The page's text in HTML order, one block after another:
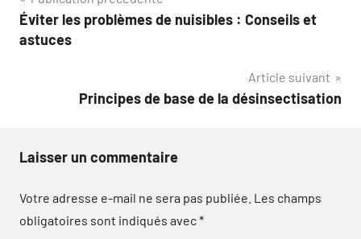
de
Éviter les problèmes de nuisibles : Conseils et
astuces
Article suivant
Principes de base de la désinsectisation
Laisser un commentaire
Votre adresse e-mail ne sera pas publiée. Les champs
obligatoires sont indiqués avec*